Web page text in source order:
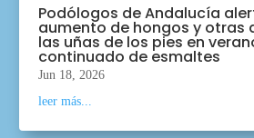
Podólogos de Andalucía
aumento de hongos y otras
las uñas de los pies en
continuado de esmaltes
Jun 18, 2026
leer más...